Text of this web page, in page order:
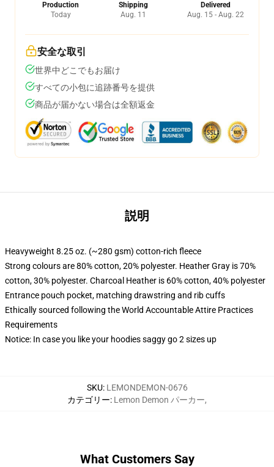
Production
Today
Shipping
Aug. 11
Delivered
Aug. 15 - Aug. 22
安全な取引
世界中どこでもお届け
すべての小包に追跡番号を提供
商品が届かない場合は全額返金
説明
Heavyweight 8.25 oz. (~280 gsm) cotton-rich fleece
Strong colours are 80% cotton, 20% polyester. Heather Gray is 70%
cotton, 30% polyester. Charcoal Heather is 60% cotton, 40% polyester
Entrance pouch pocket, matching drawstring and rib cuffs
Ethically sourced following the World Accountable Attire Practices
Requirements
Notice: In case you like your hoodies saggy go 2 sizes up
SKU: LEMONDEMON-0676
カテゴリー: Lemon Demon パーカー,
What Customers Say